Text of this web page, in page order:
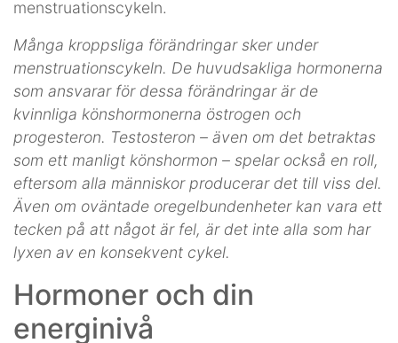
Många kroppsliga förändringar sker under
menstruationscykeln. De huvudsakliga hormonerna
som ansvarar för dessa förändringar är de
kvinnliga könshormonerna östrogen och
progesteron. Testosteron – även om det betraktas
som ett manligt könshormon – spelar också en roll,
eftersom alla människor producerar det till viss del.
Även om oväntade oregelbundenheter kan vara ett
tecken på att något är fel, är det inte alla som har
lyxen av en konsekvent cykel.
Hormoner och din
energinivå